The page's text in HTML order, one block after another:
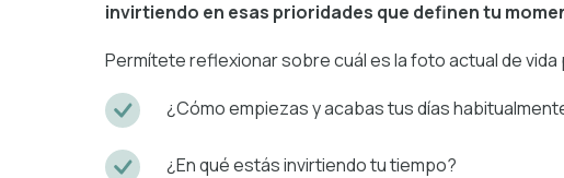
invirtiendo en esas prioridades que definen tu
Permítete reflexionar sobre cuál es la foto actual de
¿Cómo empiezas y acabas tus días
¿En qué estás invirtiendo tu tiempo?